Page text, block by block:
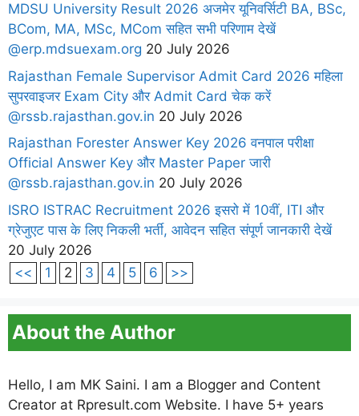
MDSU University Result 2026 अजमेर यूनिवर्सिटी BA, BSc,
BCom, MA, MSc, MCom सहित सभी परिणाम देखें
@erp.mdsuexam.org 20 July 2026
Rajasthan Female Supervisor Admit Card 2026 महिला
सुपरवाइजर Exam City और Admit Card चेक करें
@rssb.rajasthan.gov.in 20 July 2026
Rajasthan Forester Answer Key 2026 वनपाल परीक्षा
Official Answer Key और Master Paper जारी
@rssb.rajasthan.gov.in 20 July 2026
ISRO ISTRAC Recruitment 2026 इसरो में 10वीं, ITI और
ग्रेजुएट पास के लिए निकली भर्ती, आवेदन सहित संपूर्ण जानकारी देखें
20 July 2026
<<
1 2 3 4 5 6 >>
About the Author
Hello, I am MK Saini. I am a Blogger and Content
Creator at Rpresult.com Website. I have 5+ years